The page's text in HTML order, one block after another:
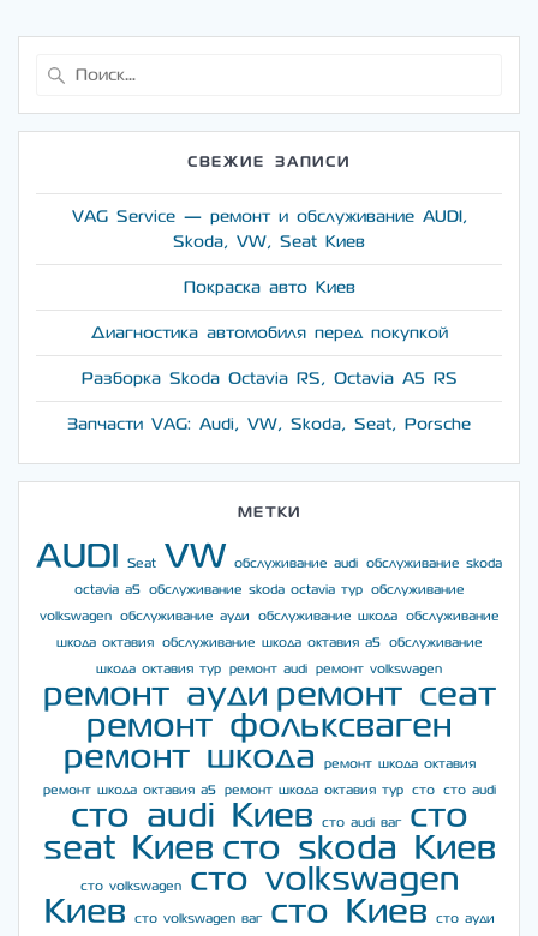
СВЕЖИЕ ЗАПИСИ
VAG Service — ремонт и обслуживание AUDI,
Skoda, VW, Seat Киев
Покраска авто Киев
Диагностика автомобиля перед покупкой
Разборка Skoda Octavia RS, Octavia A5 RS
Запчасти VAG: Audi, VW, Skoda, Seat, Porsche
МЕТКИ
AUDI Seat VW обслуживание audi
обслуживание skoda
octavia a5
обслуживание skoda octavia тур
обслуживание
volkswagen
обслуживание ауди обслуживание шкода
обслуживание
шкода октавия
обслуживание шкода октавия а5
обслуживание
шкода октавия тур
ремонт audi ремонт volkswagen
ремонт ауди ремонт сеат
ремонт фольксваген
ремонт шкода
ремонт шкода октавия
ремонт шкода октавия а5
ремонт шкода октавия тур сто сто audi
сто audi Киев сто audi ваг
сто
seat Киев сто skoda Киев
сто volkswagen
сто volkswagen
Киев
сто volkswagen ваг сто Киев сто ауди